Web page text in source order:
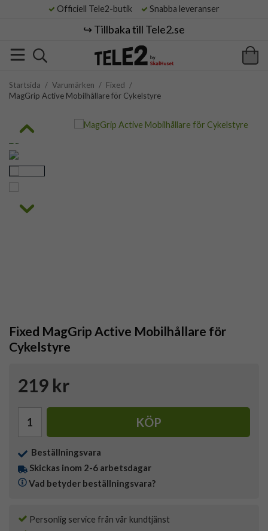
Officiell Tele2-butik Snabba leveranser
↪️ Tillbaka till Tele2.se
Startsida / Varumärken / Fixed /
MagGrip Active Mobilhållare för Cykelstyre
Fixed MagGrip Active Mobilhållare för
Cykelstyre
219 kr
KÖP
Beställningsvara
Skickas inom 2-6 arbetsdagar
Vad betyder beställningsvara?
Personlig service från vår kundtjänst